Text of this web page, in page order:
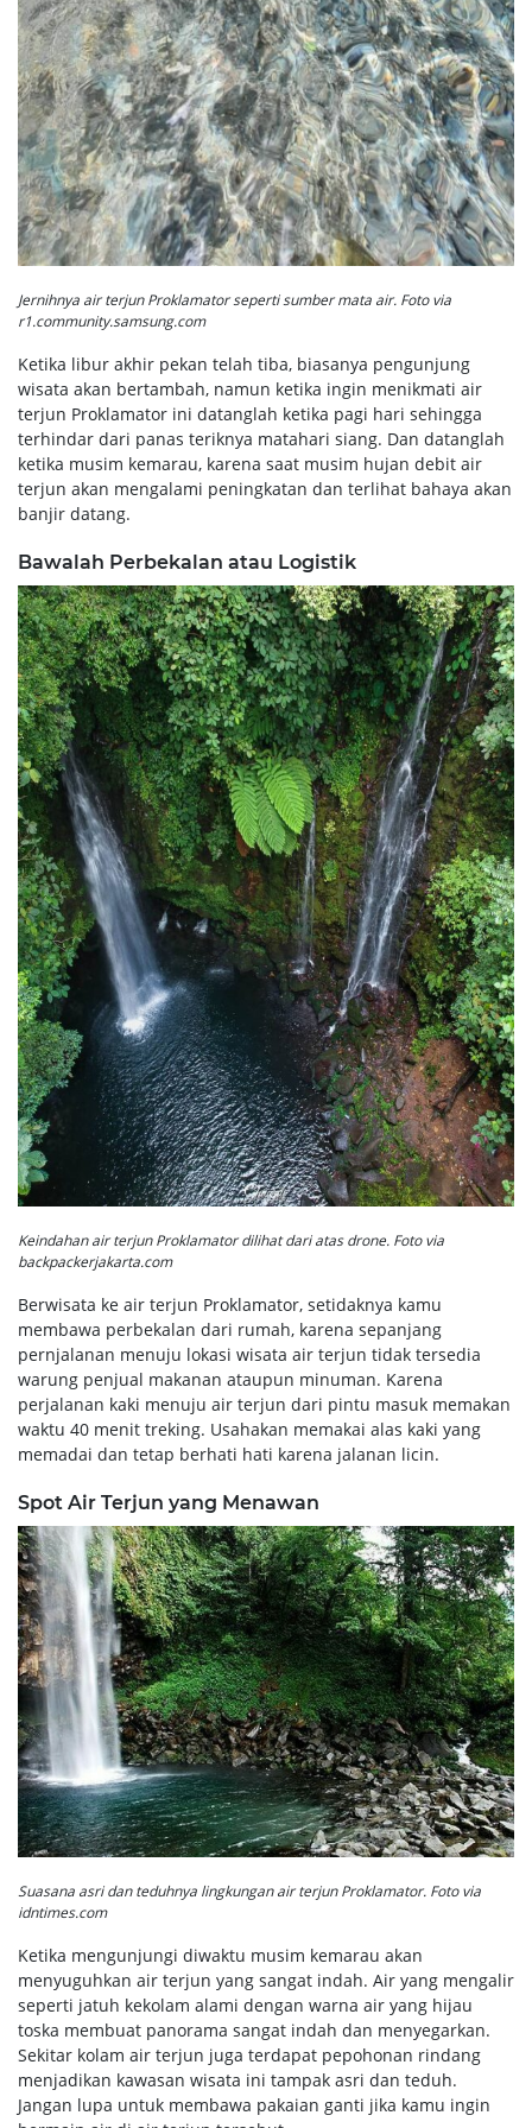
Jernihnya air terjun Proklamator seperti sumber mata air. Foto via
r1.community.samsung.com
Ketika libur akhir pekan telah tiba, biasanya pengunjung
wisata akan bertambah, namun ketika ingin menikmati air
terjun Proklamator ini datanglah ketika pagi hari sehingga
terhindar dari panas teriknya matahari siang. Dan datanglah
ketika musim kemarau, karena saat musim hujan debit air
terjun akan mengalami peningkatan dan terlihat bahaya akan
banjir datang.
Bawalah Perbekalan atau Logistik
Keindahan air terjun Proklamator dilihat dari atas drone. Foto via
backpackerjakarta.com
Berwisata ke air terjun Proklamator, setidaknya kamu
membawa perbekalan dari rumah, karena sepanjang
pernjalanan menuju lokasi wisata air terjun tidak tersedia
warung penjual makanan ataupun minuman. Karena
perjalanan kaki menuju air terjun dari pintu masuk memakan
waktu 40 menit treking. Usahakan memakai alas kaki yang
memadai dan tetap berhati hati karena jalanan licin.
Spot Air Terjun yang Menawan
Suasana asri dan teduhnya lingkungan air terjun Proklamator. Foto via
idntimes.com
Ketika mengunjungi diwaktu musim kemarau akan
menyuguhkan air terjun yang sangat indah. Air yang mengalir
seperti jatuh kekolam alami dengan warna air yang hijau
toska membuat panorama sangat indah dan menyegarkan.
Sekitar kolam air terjun juga terdapat pepohonan rindang
menjadikan kawasan wisata ini tampak asri dan teduh.
Jangan lupa untuk membawa pakaian ganti jika kamu ingin